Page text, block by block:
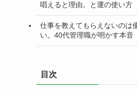
唱えると理由。と運の使い方
仕事を教えてもらえないのは
い。40代管理職が明かす本音
目次